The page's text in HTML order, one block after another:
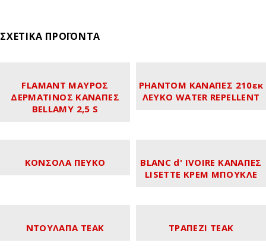
ΣΧΕΤΙΚΆ ΠΡΟΪΌΝΤΑ
FLAMANT ΜΑΥΡΟΣ
ΔΕΡΜΑΤΙΝΟΣ ΚΑΝΑΠΕΣ
BELLAMY 2,5 S
PHANTOM ΚΑΝΑΠΕΣ 210εκ
ΛΕΥΚΟ WATER REPELLENT
ΚΟΝΣΟΛΑ ΠΕΥΚΟ
BLANC d' IVOIRE ΚΑΝΑΠΕΣ
LISETTE ΚΡΕΜ ΜΠΟΥΚΛΕ
ΝΤΟΥΛΑΠΑ ΤΕΑΚ ΤΡΑΠΕΖΙ TEAK